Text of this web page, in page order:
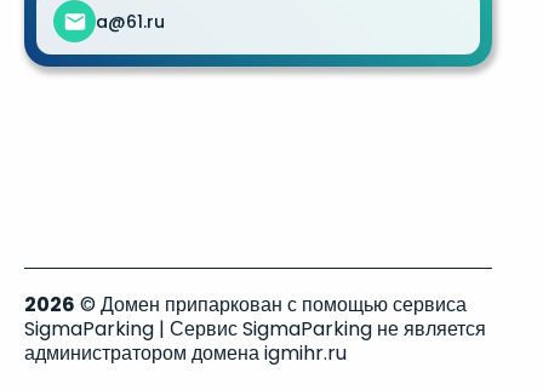
a@61.ru
2026 © Домен припаркован с помощью сервиса
SigmaParking | Сервис SigmaParking не является
администратором домена igmihr.ru